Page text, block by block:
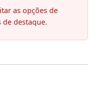
as opções de
destaque.